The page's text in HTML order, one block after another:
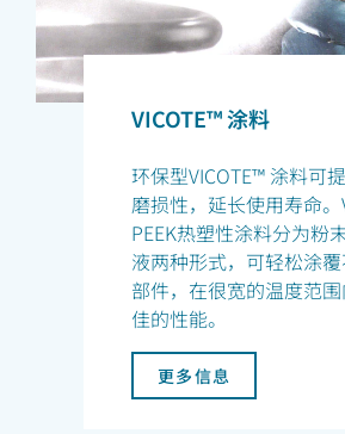
VICOTE™ 涂料
环保型VICOTE™ 涂料可
磨损性，延长使用寿命。
PEEK热塑性涂料分为粉
液两种形式，可轻松涂
部件，在很宽的温度范
佳的性能。
更多信息